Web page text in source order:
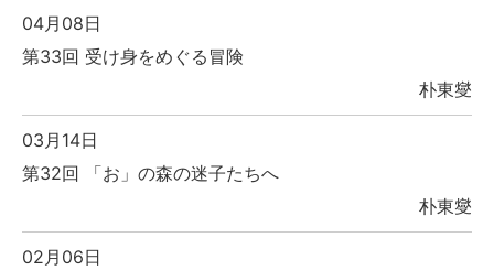
04月08日
第33回 受け身をめぐる冒険
朴東燮
03月14日
第32回 「お」の森の迷子たちへ
朴東燮
02月06日